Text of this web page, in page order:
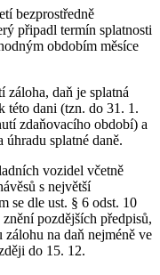
bezprostředně
připadl termín splatnosti
obdobím měsíce
záloha, daň je splatná
této dani (tzn. do 31. 1.
zdaňovacího období) a
úhradu splatné daně.
vozidel včetně
s největší
se dle ust. § 6 odst. 10
pozdějších předpisů,
na daň nejméně ve
do 15. 12.